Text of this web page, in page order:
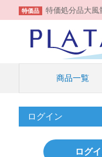
特価品 特価処分品大風
商品一覧
ログイン
ログ